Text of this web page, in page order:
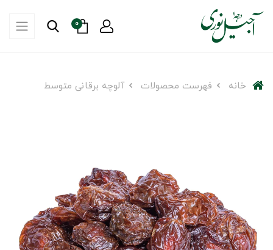
0
خانه فهرست محصولات آلوچه برقانی متوسط